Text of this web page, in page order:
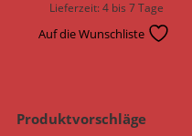
Lieferzeit:4 bis 7 Tage
Auf die Wunschliste
Produktvorschläge